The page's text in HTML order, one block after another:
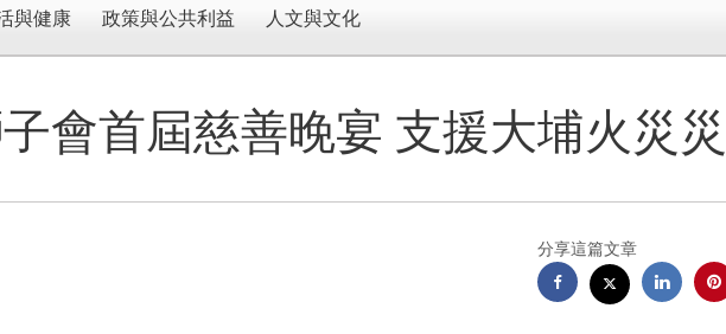
與健康 政策與公共利益 人文與文化
會首屆慈善晚宴 支援大埔火災
分享這篇文章